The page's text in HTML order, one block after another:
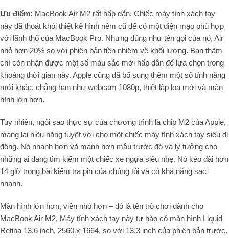
Ưu điểm: MacBook Air M2 rất hấp dẫn. Chiếc máy tính xách tay
này đã thoát khỏi thiết kế hình nêm cũ để có một diện mạo phù hợp
với lãnh thổ của MacBook Pro. Nhưng đúng như tên gọi của nó, Air
nhỏ hơn 20% so với phiên bản tiền nhiệm về khối lượng. Bạn thậm
chí còn nhận được một số màu sắc mới hấp dẫn để lựa chọn trong
khoảng thời gian này. Apple cũng đã bổ sung thêm một số tính năng
mới khác, chẳng hạn như webcam 1080p, thiết lập loa mới và màn
hình lớn hơn.
Tuy nhiên, ngôi sao thực sự của chương trình là chip M2 của Apple,
mang lại hiệu năng tuyệt vời cho một chiếc máy tính xách tay siêu di
động. Nó nhanh hơn và mạnh hơn mẫu trước đó và lý tưởng cho
những ai đang tìm kiếm một chiếc xe ngựa siêu nhẹ. Nó kéo dài hơn
14 giờ trong bài kiểm tra pin của chúng tôi và có khả năng sạc
nhanh.
Màn hình lớn hơn, viền nhỏ hơn – đó là tên trò chơi dành cho
MacBook Air M2. Máy tính xách tay này tự hào có màn hình Liquid
Retina 13,6 inch, 2560 x 1664, so với 13,3 inch của phiên bản trước.